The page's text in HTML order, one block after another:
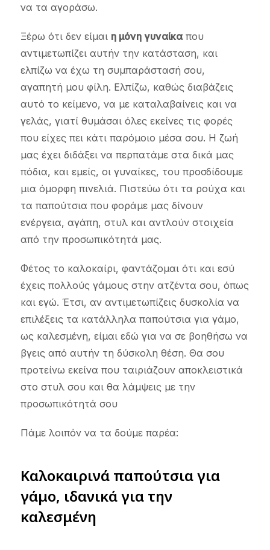
να τα αγοράσω.
Ξέρω ότι δεν είμαι η μόνη γυναίκαπου
αντιμετωπίζει αυτήν την κατάσταση, και
ελπίζω να έχω τη συμπαράστασή σου,
αγαπητή μου φίλη. Ελπίζω, καθώς διαβάζεις
αυτό το κείμενο, να με καταλαβαίνεις και να
γελάς, γιατί θυμάσαι όλες εκείνες τις φορές
που είχες πει κάτι παρόμοιο μέσα σου. Η ζωή
μας έχει διδάξει να περπατάμε στα δικά μας
πόδια, και εμείς, οι γυναίκες, του προσδίδουμε
μια όμορφη πινελιά. Πιστεύω ότι τα ρούχα και
τα παπούτσια που φοράμε μας δίνουν
ενέργεια, αγάπη, στυλ και αντλούν στοιχεία
από την προσωπικότητά μας.
Φέτος το καλοκαίρι, φαντάζομαι ότι και εσύ
έχεις πολλούς γάμους στην ατζέντα σου, όπως
και εγώ. Έτσι, αν αντιμετωπίζεις δυσκολία να
επιλέξεις τα κατάλληλα παπούτσια για γάμο,
ως καλεσμένη, είμαι εδώ για να σε βοηθήσω να
βγεις από αυτήν τη δύσκολη θέση. Θα σου
προτείνω εκείνα που ταιριάζουν αποκλειστικά
στο στυλ σου και θα λάμψεις με την
προσωπικότητά σου
Πάμε λοιπόν να τα δούμε παρέα:
Καλοκαιρινά παπούτσια για
γάμο, ιδανικά για την
καλεσμένη